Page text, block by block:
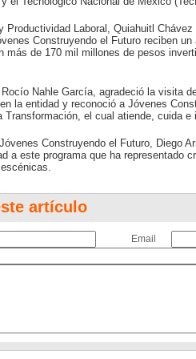
Productividad Laboral, Quiahuitl
Construyendo el Futuro reciben
más de 170 mil millones de pesos
Nahle García, agradeció la visita
la entidad y reconoció a Jóvenes
Transformación, el cual atiende, cuida
Construyendo el Futuro, Diego
a este programa que ha representado
artículo
Email